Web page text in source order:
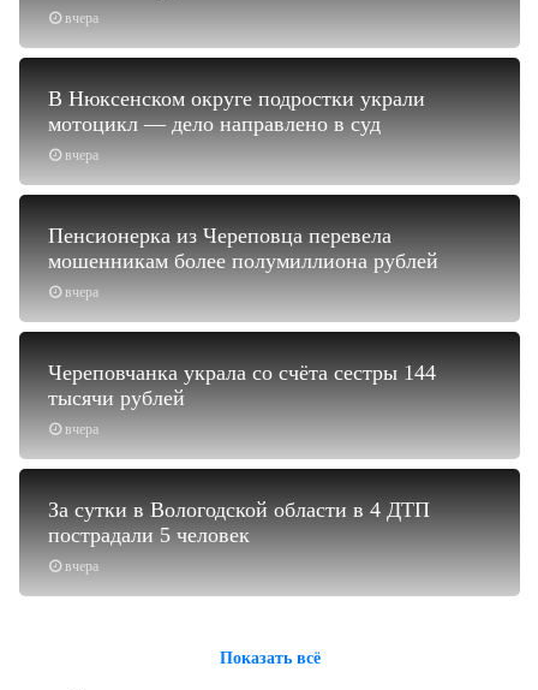
вчера
вчера
В Нюксенском округе подростки украли
мотоцикл — дело направлено в суд
вчера
Пенсионерка из Череповца перевела
мошенникам более полумиллиона рублей
вчера
Череповчанка украла со счёта сестры 144
тысячи рублей
вчера
За сутки в Вологодской области в 4 ДТП
пострадали 5 человек
Показать всё